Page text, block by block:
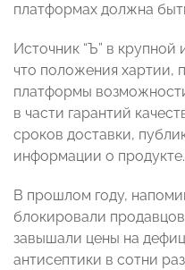
платформах должна
Источник “Ъ” в
что положения хартии,
платформы
в части гарантий
сроков доставки,
информации о продукте.
В прошлом году,
блокировали
завышали цены на
антисептики в сотни